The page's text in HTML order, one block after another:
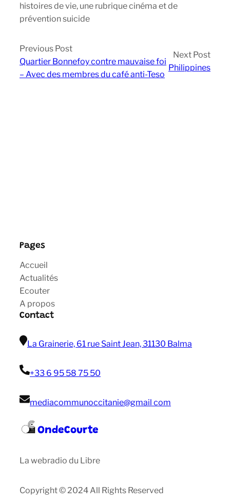
histoires de vie, une rubrique cinéma et de
prévention suicide
Previous Post
Quartier Bonnefoy contre mauvaise foi
– Avec des membres du café anti-Teso
Next Post
Philippines
Pages
Accueil
Actualités
Ecouter
A propos
Contact
La Grainerie, 61 rue Saint Jean, 31130 Balma
+33 6 95 58 75 50
mediacommunoccitanie@gmail com
OndeCourte
La webradio du Libre
Copyright © 2024 All Rights Reserved